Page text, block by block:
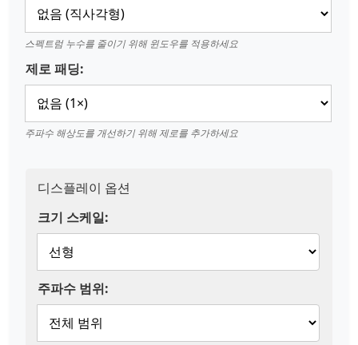
스펙트럼 누수를 줄이기 위해 윈도우를 적용하세요
제로 패딩:
주파수 해상도를 개선하기 위해 제로를 추가하세요
디스플레이 옵션
크기 스케일:
주파수 범위: